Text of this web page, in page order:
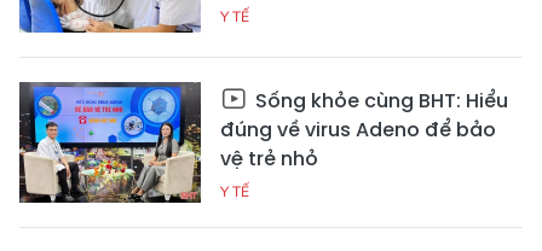
Y TẾ
Sống khỏe cùng BHT: Hiểu
đúng về virus Adeno để bảo
vệ trẻ nhỏ
Y TẾ